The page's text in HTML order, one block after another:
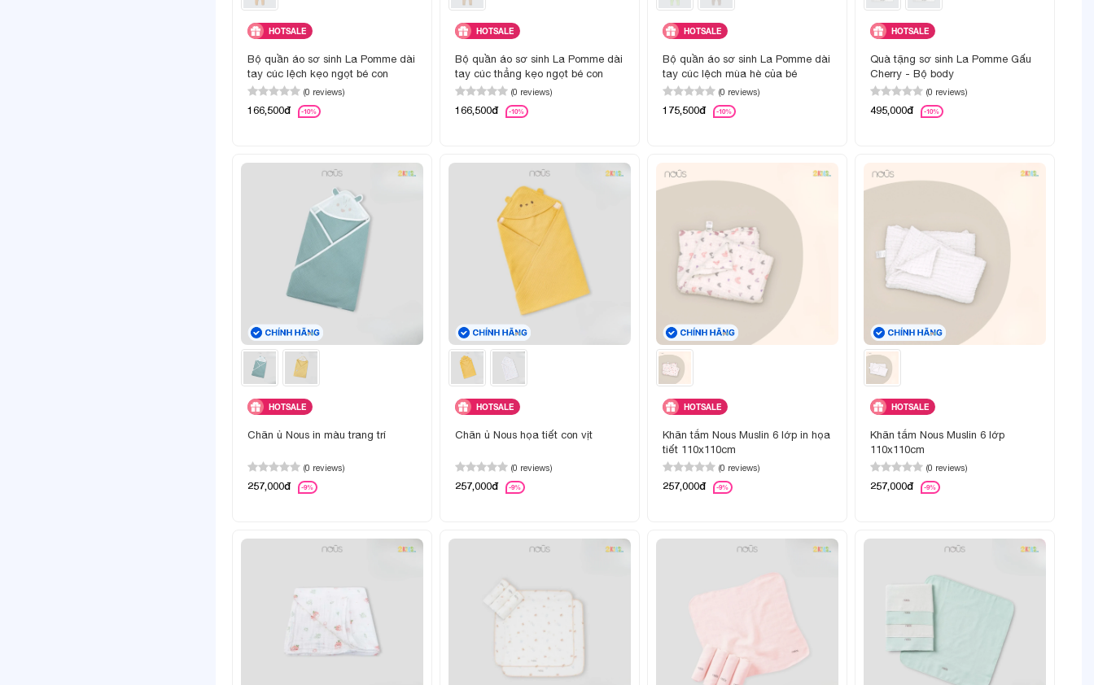
HOTSALE
Bộ quần áo sơ sinh La Pomme dài
tay cúc lệch kẹo ngọt bé con
(0 reviews)
166,500đ -10%
HOTSALE
Bộ quần áo sơ sinh La Pomme dài
tay cúc thẳng kẹo ngọt bé con
(0 reviews)
166,500đ -10%
HOTSALE
Bộ quần áo sơ sinh La Pomme dài
tay cúc lệch mùa hè của bé
(0 reviews)
175,500đ -10%
HOTSALE
Quà tặng sơ sinh La Pomme Gấu
Cherry - Bộ body
(0 reviews)
495,000đ -10%
HOTSALE
Chăn ủ Nous in màu trang trí
(0 reviews)
257,000đ -9%
HOTSALE
Chăn ủ Nous họa tiết con vịt
(0 reviews)
257,000đ -9%
HOTSALE
Khăn tắm Nous Muslin 6 lớp in họa
tiết 110x110cm
(0 reviews)
257,000đ -9%
HOTSALE
Khăn tắm Nous Muslin 6 lớp
110x110cm
(0 reviews)
257,000đ -9%